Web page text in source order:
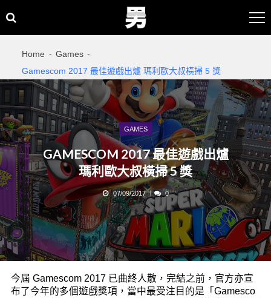
to
to
Home
Games
Gamescom 2017 最佳遊戲出爐 瑪利歐大叔橫掃 5 獎
GAMES
GAMESCOM 2017 最佳遊戲出爐
瑪利歐大叔橫掃 5 獎
07/09/2017 0
今屆 Gamescom 2017 已曲終人散，完結之前，官方亦宣
布了今年的多個遊戲獎項，當中最受注目的是「Gamesco